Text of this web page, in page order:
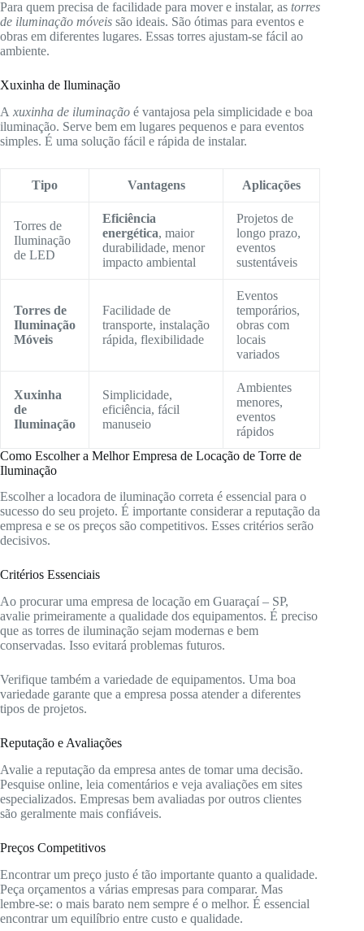
Para quem precisa de facilidade para mover e instalar, as torres
de iluminação móveis são ideais. São ótimas para eventos e
obras em diferentes lugares. Essas torres ajustam-se fácil ao
ambiente.
Xuxinha de Iluminação
A xuxinha de iluminação é vantajosa pela simplicidade e boa
iluminação. Serve bem em lugares pequenos e para eventos
simples. É uma solução fácil e rápida de instalar.
Tipo Vantagens Aplicações
Torres de
Iluminação
de LED
Eficiência
energética, maior
durabilidade, menor
impacto ambiental
Projetos de
longo prazo,
eventos
sustentáveis
Torres de
Iluminação
Móveis
Facilidade de
transporte, instalação
rápida, flexibilidade
Eventos
temporários,
obras com
locais
variados
Xuxinha
de
Iluminação
Simplicidade,
eficiência, fácil
manuseio
Ambientes
menores,
eventos
rápidos
Como Escolher a Melhor Empresa de Locação de Torre de
Iluminação
Escolher a locadora de iluminação correta é essencial para o
sucesso do seu projeto. É importante considerar a reputação da
empresa e se os preços são competitivos. Esses critérios serão
decisivos.
Critérios Essenciais
Ao procurar uma empresa de locação em Guaraçaí – SP,
avalie primeiramente a qualidade dos equipamentos. É preciso
que as torres de iluminação sejam modernas e bem
conservadas. Isso evitará problemas futuros.
Verifique também a variedade de equipamentos. Uma boa
variedade garante que a empresa possa atender a diferentes
tipos de projetos.
Reputação e Avaliações
Avalie a reputação da empresa antes de tomar uma decisão.
Pesquise online, leia comentários e veja avaliações em sites
especializados. Empresas bem avaliadas por outros clientes
são geralmente mais confiáveis.
Preços Competitivos
Encontrar um preço justo é tão importante quanto a qualidade.
Peça orçamentos a várias empresas para comparar. Mas
lembre-se: o mais barato nem sempre é o melhor. É essencial
encontrar um equilíbrio entre custo e qualidade.